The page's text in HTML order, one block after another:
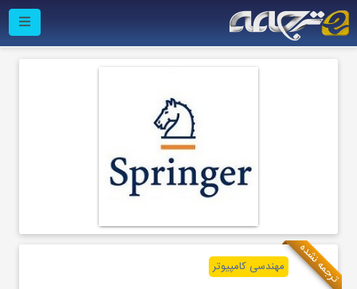
ترجمه نشده مهندسی کامپیوتر